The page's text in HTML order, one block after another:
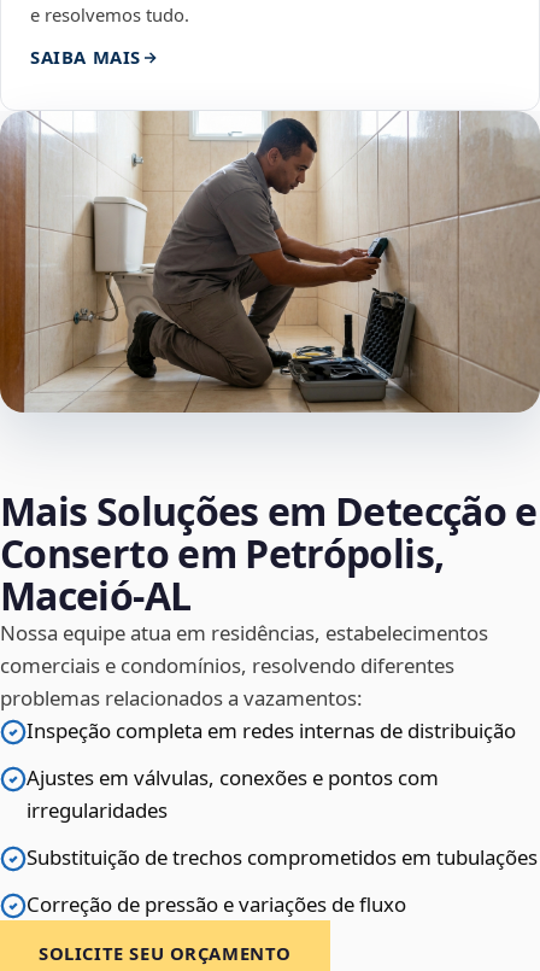
e resolvemos tudo.
SAIBA MAIS
Mais Soluções em Detecção e
Conserto em Petrópolis,
Maceió‑AL
Nossa equipe atua em residências, estabelecimentos
comerciais e condomínios, resolvendo diferentes
problemas relacionados a vazamentos:
Inspeção completa em redes internas de distribuição
Ajustes em válvulas, conexões e pontos com
irregularidades
Substituição de trechos comprometidos em tubulações
Correção de pressão e variações de fluxo
SOLICITE SEU ORÇAMENTO